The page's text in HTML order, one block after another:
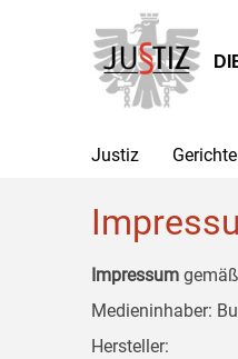
Hauptnavigation
[1]
Inhalt
[2]
Untermenü
[3]
Justiz Gerichte
Impressum
Medieninhaber:
Hersteller: